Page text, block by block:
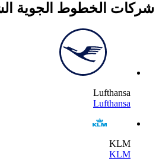
الخطوط الجوية